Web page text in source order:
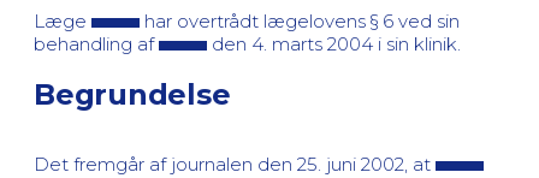
Læge
har overtrådt lægelovens § 6 ved sin
behandling af
den 4. marts 2004 i sin klinik.
Begrundelse
Det fremgår af journalen den 25. juni 2002, at